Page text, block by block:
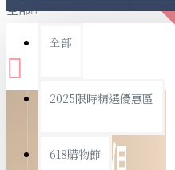
文具收納
書寫用品
衛浴用品
全部
全部
2025限時精選優惠區
618購物節